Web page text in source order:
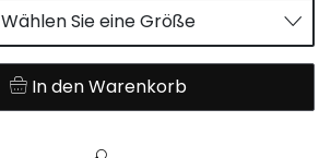
Wählen Sie eine Größe
In den Warenkorb